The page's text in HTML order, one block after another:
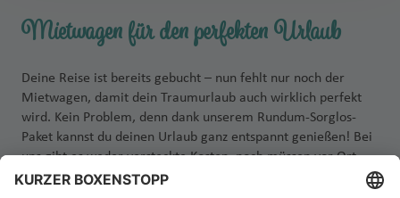
Mietwagen für den perfekten Urlaub
Deine Reise ist bereits gebucht – nun fehlt nur noch der
Mietwagen, damit dein Traumurlaub auch wirklich perfekt
wird. Kein Problem, denn dank unserem Rundum-Sorglos-
Paket kannst du deinen Urlaub ganz entspannt genießen! Bei
uns gibt es weder versteckte Kosten, noch müssen vor Ort
zusätzliche Versicherungen abgeschlossen werden. Einfach